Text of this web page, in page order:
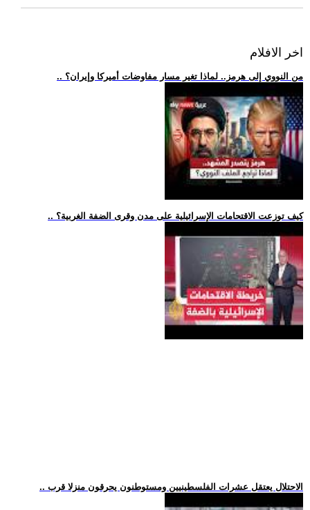
اخر الافلام
.. من النووي إلى هرمز.. لماذا تغير مسار مفاوضات أميركا وإيران؟
.. كيف توزعت الاقتحامات الإسرائيلية على مدن وقرى الضفة الغربية؟
.. الاحتلال يعتقل عشرات الفلسطينيين ومستوطنون يحرقون منزلا قرب